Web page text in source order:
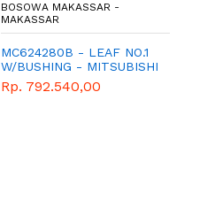
BOSOWA MAKASSAR -
MAKASSAR
MC624280B - LEAF NO.1
W/BUSHING - MITSUBISHI
- GENUINE
Rp. 792.540,00